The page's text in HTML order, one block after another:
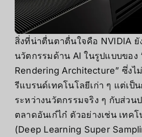
สิ่งที่น่าตื่นตาตื่นใจคือ NVIDIA ยั
นวัตกรรมด้าน AI ในรูปแบบของ
Rendering Architecture” ซึ่งไ
รีแบรนด์เทคโนโลยีเก่า ๆ แต่เป็
ระหว่างนวัตกรรมจริง ๆ กับส่วน
ตลาดอันเก๋ไก๋ ตัวอย่างเช่น เทคโ
(Deep Learning Super